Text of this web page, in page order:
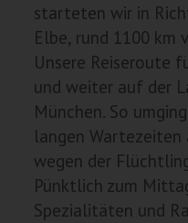
starteten wir in
Elbe, rund 1100
Unsere Reiseroute
und weiter auf der
München. So
langen Wartezeiten
wegen der
Pünktlich zum
Spezialitäten und